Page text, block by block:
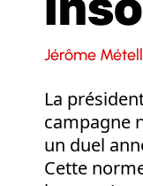
Jérôme
La
campagne
un duel
Cette